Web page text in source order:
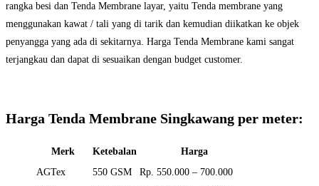
rangka besi dan Tenda Membrane layar, yaitu Tenda membrane yang
menggunakan kawat / tali yang di tarik dan kemudian diikatkan ke objek
penyangga yang ada di sekitarnya. Harga Tenda Membrane kami sangat
terjangkau dan dapat di sesuaikan dengan budget customer.
Harga Tenda Membrane Singkawang per meter:
Merk Ketebalan
Harga
AGTex
550 GSM
Rp. 550.000 – 700.000